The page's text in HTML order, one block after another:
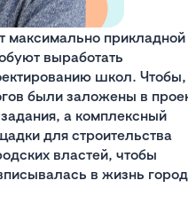
максимально прикладной
выработать
школ. Чтобы,
были заложены в
а комплексный
для строительства
властей, чтобы
в жизнь